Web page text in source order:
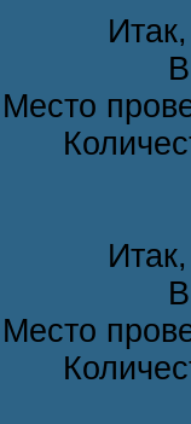
Место
Место